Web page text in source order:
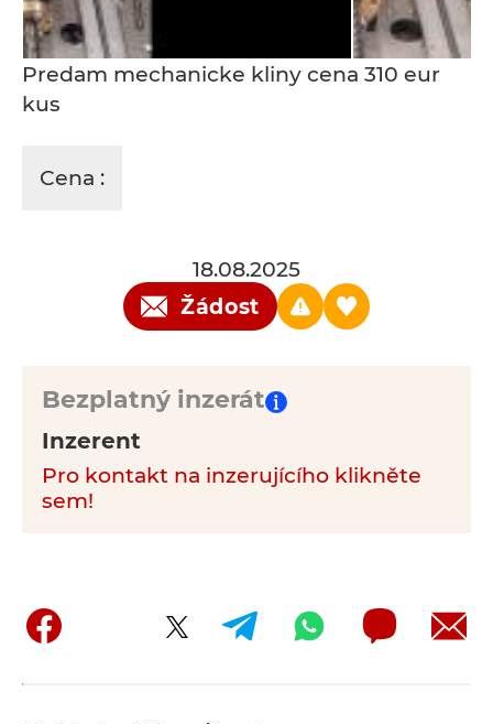
Predam mechanicke kliny cena 310 eur
kus
Cena :
18.08.2025
Žádost
Bezplatný inzerát
Inzerent
Pro kontakt na inzerujícího klikněte
sem!